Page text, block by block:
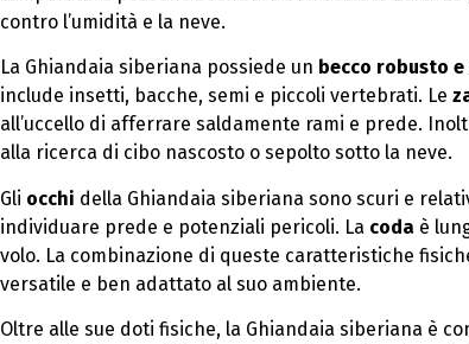
contro l’umidità e la neve.
La Ghiandaia siberiana possiede un becco robusto
include insetti, bacche, semi e piccoli vertebrati. Le
all’uccello di afferrare saldamente rami e prede.
alla ricerca di cibo nascosto o sepolto sotto la neve.
Gli occhi della Ghiandaia siberiana sono scuri e
individuare prede e potenziali pericoli. La coda è
volo. La combinazione di queste caratteristiche
versatile e ben adattato al suo ambiente.
Oltre alle sue doti fisiche, la Ghiandaia siberiana è